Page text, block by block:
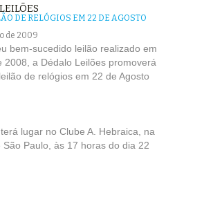
DE RELÓGIOS EM 22 DE AGOSTO
de 2009
bem-sucedido leilão realizado em
2008, a Dédalo Leilões promoverá
de relógios em 22 de Agosto
lugar no Clube A. Hebraica, na
São Paulo, às 17 horas do dia 22